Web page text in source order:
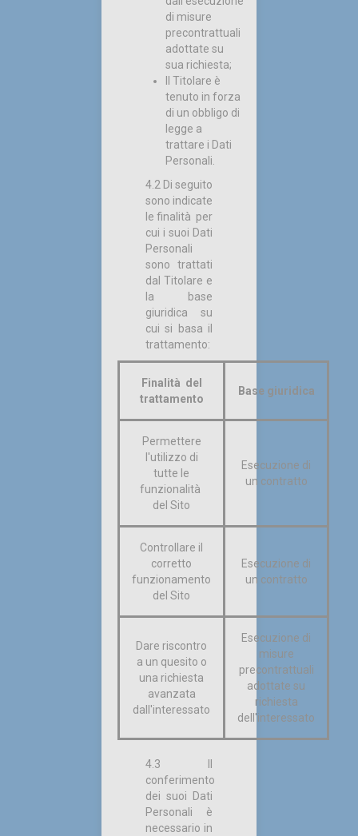
di misure
precontrattuali
adottate su
sua richiesta;
Il Titolare è
tenuto in forza
di un obbligo di
legge a
trattare i Dati
Personali.
4.2 Di seguito
sono indicate
le finalità per
cui i suoi Dati
Personali
sono trattati
dal Titolare e
la base
giuridica su
cui si basa il
trattamento:
Finalità del
trattamento
Base giuridica
Permettere
l'utilizzo di
tutte le
funzionalità
del Sito
Esecuzione di
un contratto
Controllare il
corretto
funzionamento
del Sito
Esecuzione di
un contratto
Dare riscontro
a un quesito o
una richiesta
avanzata
dall'interessato
Esecuzione di
misure
precontrattuali
adottate su
richiesta
dell'interessato
4.3 Il
conferimento
dei suoi Dati
Personali è
necessario in